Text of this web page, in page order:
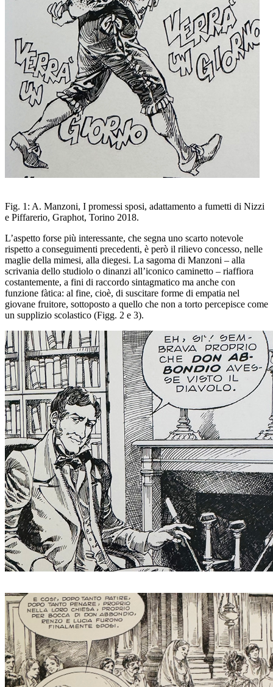
Fig. 1: A. Manzoni, I promessi sposi, adattamento a fumetti di Nizzi
e Piffarerio, Graphot, Torino 2018.
L’aspetto forse più interessante, che segna uno scarto notevole
rispetto a conseguimenti precedenti, è però il rilievo concesso, nelle
maglie della mimesi, alla diegesi. La sagoma di Manzoni – alla
scrivania dello studiolo o dinanzi all’iconico caminetto – riaffiora
costantemente, a fini di raccordo sintagmatico ma anche con
funzione fàtica: al fine, cioè, di suscitare forme di empatia nel
giovane fruitore, sottoposto a quello che non a torto percepisce come
un supplizio scolastico (Figg. 2 e 3).